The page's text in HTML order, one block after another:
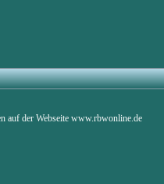
auf der Webseite www.rbwonline.de